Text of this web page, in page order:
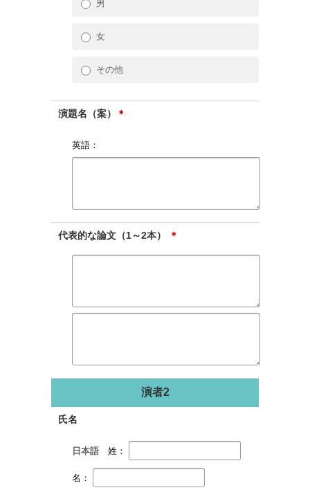
男
女
その他
演題名（案） ＊
英語：
代表的な論文（1～2本） ＊
演者2
氏名
日本語 姓：
名：